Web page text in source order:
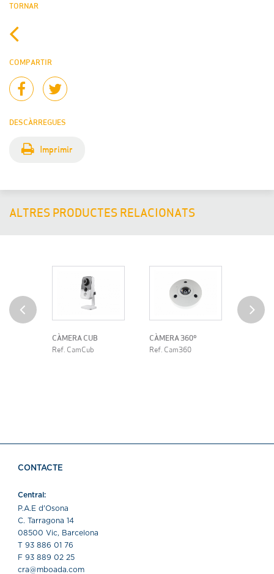
TORNAR
COMPARTIR
DESCÀRREGUES
Imprimir
ALTRES PRODUCTES RELACIONATS
CÀMERA CUB
Ref. CamCub
CÀMERA 360º
Ref. Cam360
CONTACTE
Central:
P.A.E d'Osona
C. Tarragona 14
08500 Vic, Barcelona
T 93 886 01 76
F 93 889 02 25
cra@mboada.com